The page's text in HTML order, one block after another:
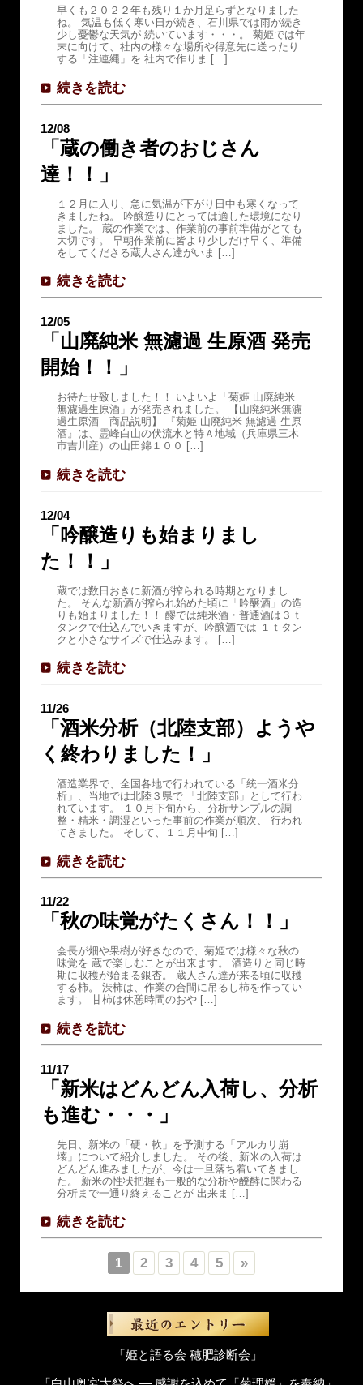
早くも２０２２年も残り１か月足らずとなりました
ね。 気温も低く寒い日が続き、石川県では雨が続き
少し憂鬱な天気が 続いています・・・。 菊姫では年
末に向けて、社内の様々な場所や得意先に送ったり
する「注連縄」を 社内で作りま […]
続きを読む
12/08
「蔵の働き者のおじさん
達！！」
１２月に入り、急に気温が下がり日中も寒くなって
きましたね。 吟醸造りにとっては適した環境になり
ました。 蔵の作業では、作業前の事前準備がとても
大切です。 早朝作業前に皆より少しだけ早く、準備
をしてくださる蔵人さん達がいま […]
続きを読む
12/05
「山廃純米 無濾過 生原酒 発売
開始！！」
お待たせ致しました！！ いよいよ「菊姫 山廃純米
無濾過生原酒」が発売されました。 【山廃純米無濾
過生原酒 商品説明】 『菊姫 山廃純米 無濾過 生原
酒』は、霊峰白山の伏流水と特Ａ地域（兵庫県三木
市吉川産）の山田錦１００ […]
続きを読む
12/04
「吟醸造りも始まりまし
た！！」
蔵では数日おきに新酒が搾られる時期となりまし
た。 そんな新酒が搾られ始めた頃に「吟醸酒」の造
りも始まりました！！ 醪では純米酒・普通酒は３ｔ
タンクで仕込んでいきますが、吟醸酒では １ｔタン
クと小さなサイズで仕込みます。 […]
続きを読む
11/26
「酒米分析（北陸支部）ようや
く終わりました！」
酒造業界で、全国各地で行われている「統一酒米分
析」、当地では北陸３県で 「北陸支部」として行わ
れています。 １０月下旬から、分析サンプルの調
整・精米・調湿といった事前の作業が順次、 行われ
てきました。 そして、１１月中旬 […]
続きを読む
11/22
「秋の味覚がたくさん！！」
会長が畑や果樹が好きなので、菊姫では様々な秋の
味覚を 蔵で楽しむことが出来ます。 酒造りと同じ時
期に収穫が始まる銀杏。 蔵人さん達が来る頃に収穫
する柿。 渋柿は、作業の合間に吊るし柿を作ってい
ます。 甘柿は休憩時間のおや […]
続きを読む
11/17
「新米はどんどん入荷し、分析
も進む・・・」
先日、新米の「硬・軟」を予測する「アルカリ崩
壊」について紹介しました。 その後、新米の入荷は
どんどん進みましたが、今は一旦落ち着いてきまし
た。 新米の性状把握も一般的な分析や醗酵に関わる
分析まで一通り終えることが 出来ま […]
続きを読む
1 2 3 4 5 »
「姫と語る会 穂肥診断会」